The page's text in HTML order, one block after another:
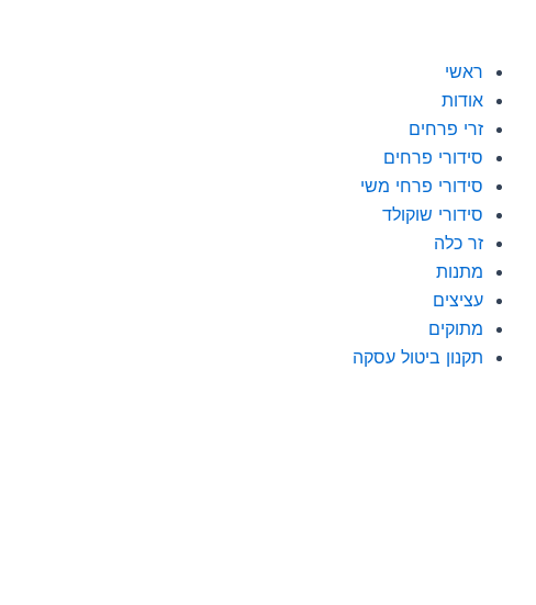
ראשי
אודות
זרי פרחים
סידורי פרחים
סידורי פרחי משי
סידורי שוקולד
זר כלה
מתנות
עציצים
מתוקים
תקנון ביטול עסקה